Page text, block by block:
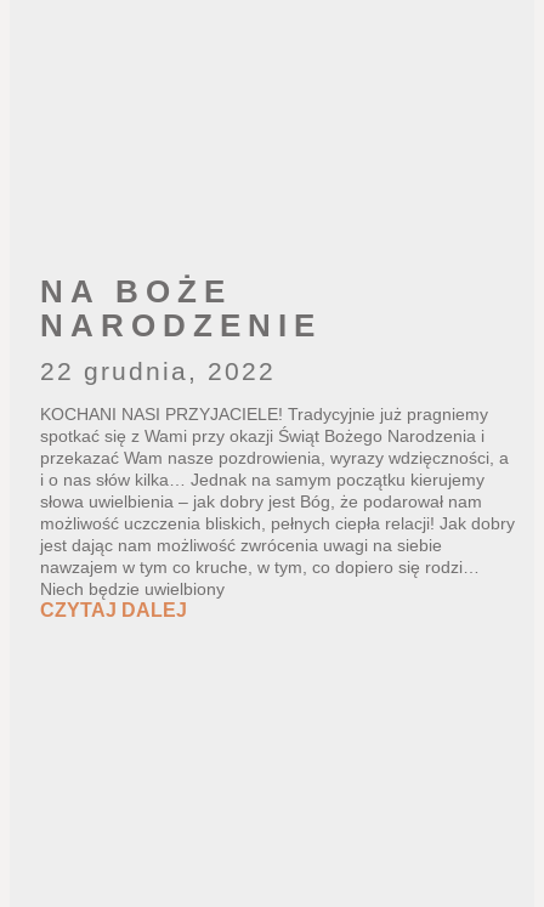
NA BOŻE
NARODZENIE
22 grudnia, 2022
KOCHANI NASI PRZYJACIELE! Tradycyjnie już pragniemy
spotkać się z Wami przy okazji Świąt Bożego Narodzenia i
przekazać Wam nasze pozdrowienia, wyrazy wdzięczności, a
i o nas słów kilka… Jednak na samym początku kierujemy
słowa uwielbienia – jak dobry jest Bóg, że podarował nam
możliwość uczczenia bliskich, pełnych ciepła relacji! Jak dobry
jest dając nam możliwość zwrócenia uwagi na siebie
nawzajem w tym co kruche, w tym, co dopiero się rodzi…
Niech będzie uwielbiony
CZYTAJ DALEJ